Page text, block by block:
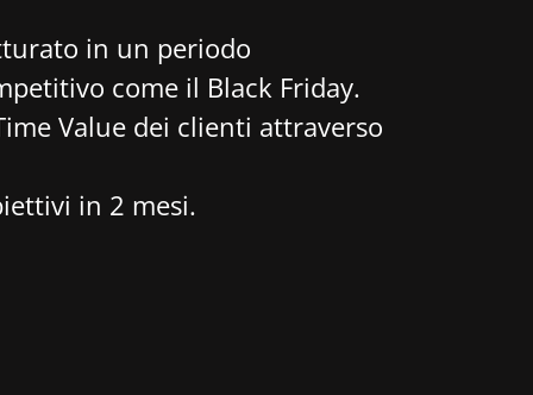
in un periodo
come il Black Friday.
Value dei clienti attraverso
in 2 mesi.